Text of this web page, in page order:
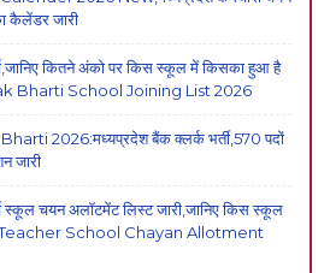
कैलेंडर जारी
कितने अंको पर किस स्कूल में किसका हुआ है
Bharti School Joining List 2026
2026:मध्यप्रदेश बैंक क्लर्क भर्ती,570 पदों
जारी
स्कूल चयन अलॉटमेंट लिस्ट जारी,जानिए किस स्कूल
School Chayan Allotment